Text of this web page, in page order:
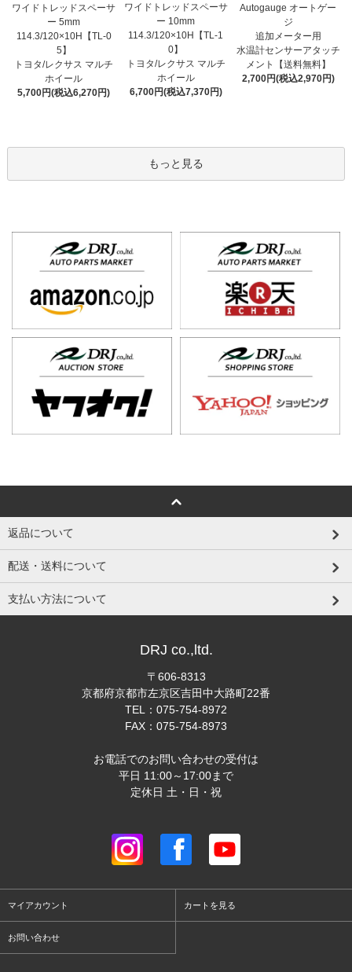
ワイドトレッドスペーサ
ー 5mm
114.3/120×10H【TL-0
5】
トヨタ/レクサス マルチ
ホイール
5,700円(税込6,270円)
ワイドトレッドスペーサ
ー 10mm
114.3/120×10H【TL-1
0】
トヨタ/レクサス マルチ
ホイール
6,700円(税込7,370円)
Autogauge オートゲー
ジ
追加メーター用
水温計センサーアタッチ
メント【送料無料】
2,700円(税込2,970円)
もっと見る
返品について
配送・送料について
支払い方法について
DRJ co.,ltd.
〒606-8313
京都府京都市左京区吉田中大路町22番
TEL：075-754-8972
FAX：075-754-8973
お電話でのお問い合わせの受付は
平日 11:00～17:00まで
定休日 土・日・祝
マイアカウント カートを見る
お問い合わせ